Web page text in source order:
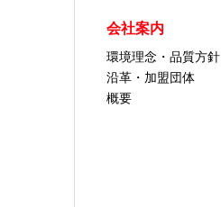
会社案内
環境理念・品質方針
沿革・加盟団体
概要